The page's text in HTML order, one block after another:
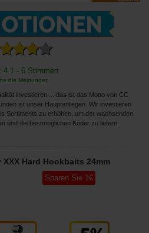
4.1 - 6 Stimmen
die Meinungen
investieren ... das ist das Motto von CC
ist unser Hauptanliegen. Wir investieren
Sortiments zu erhöhen, um der wachsenden
und die bestmöglichen Köder zu liefern.
XXX Hard Hookbaits 24mm
Sparen Sie 1€